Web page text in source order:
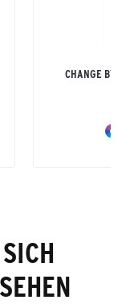
CHANGE BY